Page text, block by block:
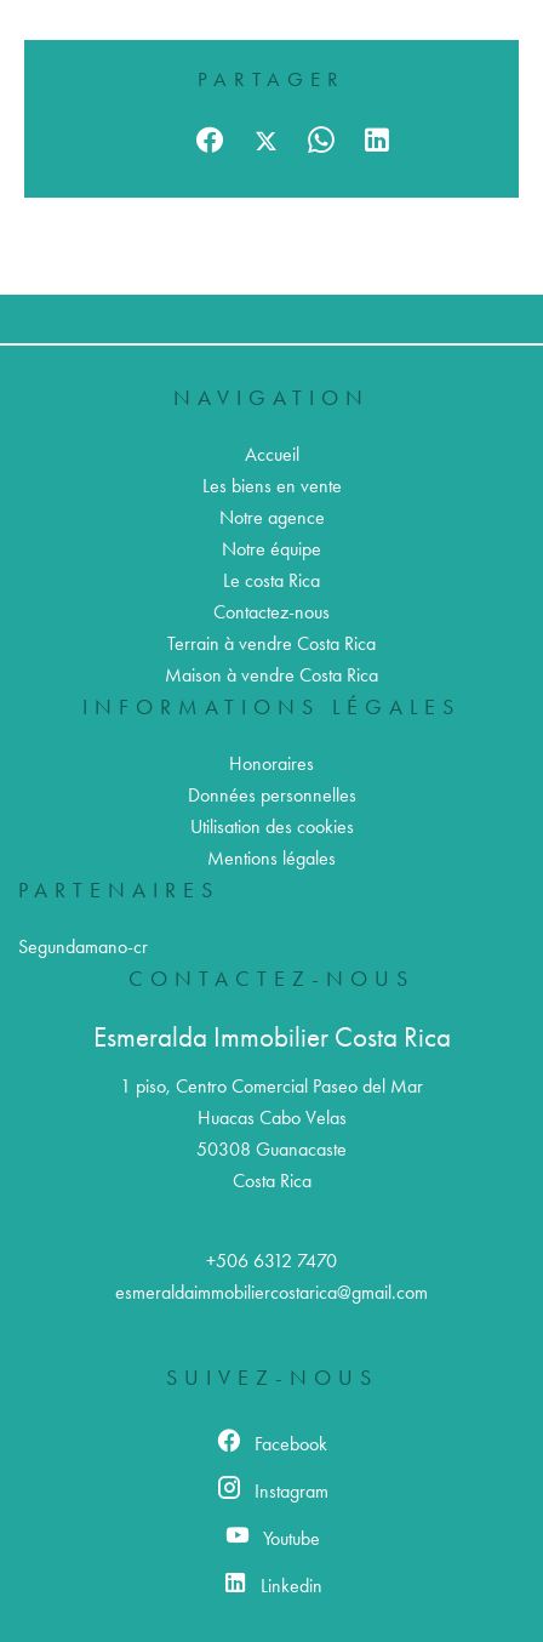
PARTAGER
NAVIGATION
Accueil
Les biens en vente
Notre agence
Notre équipe
Le costa Rica
Contactez-nous
Terrain à vendre Costa Rica
Maison à vendre Costa Rica
INFORMATIONS LÉGALES
Honoraires
Données personnelles
Utilisation des cookies
Mentions légales
PARTENAIRES
Segundamano-cr
CONTACTEZ-NOUS
Esmeralda Immobilier Costa Rica
1 piso, Centro Comercial Paseo del Mar
Huacas Cabo Velas
50308 Guanacaste
Costa Rica
+506 6312 7470
esmeraldaimmobiliercostarica@gmail.com
SUIVEZ-NOUS
Facebook
Instagram
Youtube
Linkedin